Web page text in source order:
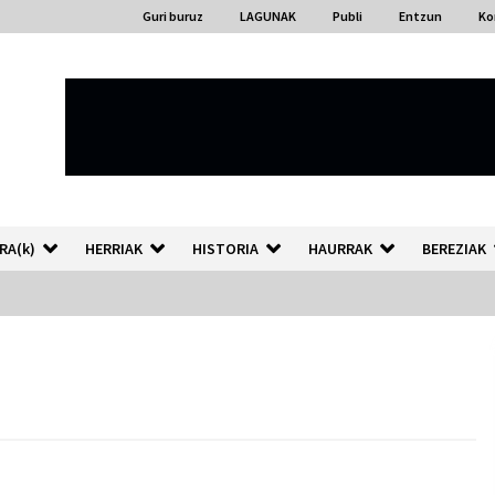
Guri buruz LAGUNAK Publi Entzun
HERRIAK HISTORIA HAURRAK BEREZIAK